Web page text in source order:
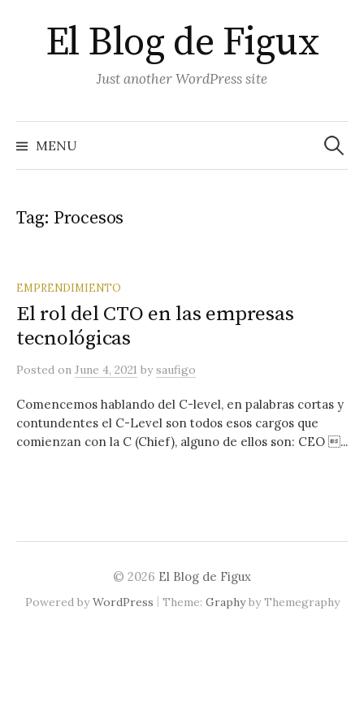
contentEl Blog de Figux
Just another WordPress site
MENU
Search
for:
Tag: Procesos
EMPRENDIMIENTO
El rol del CTO en las empresas
tecnológicas
Posted on June 4, 2021 bysaufigo
Comencemos hablando del C-level, en palabras cortas y
contundentes el C-Level son todos esos cargos que
comienzan con la C (Chief), alguno de ellos son: CEO ...
© 2026 El Blog de Figux
Powered byWordPress | Theme: Graphyby Themegraphy